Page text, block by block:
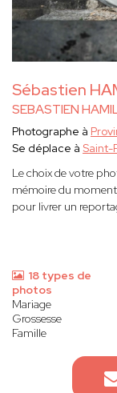
Sébastien
SEBASTIEN
Photographe à
Se déplace à Saint-
Le choix de votre
mémoire du
pour livrer un
18 types de
photos
Mariage
Grossesse
Famille